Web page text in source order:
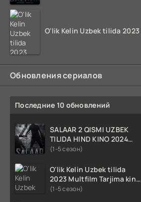
Обновления сериалов
Последние 10 обновлений
SALAAR 2 QISMI UZBEK
TILIDA HIND KINO 2024
TARJIMA 720p HD Skachat
(1-5 сезон)
O'lik Kelin Uzbek tilida
2023 Multfilm Tarjima kino
skachat
(1-5 сезон)